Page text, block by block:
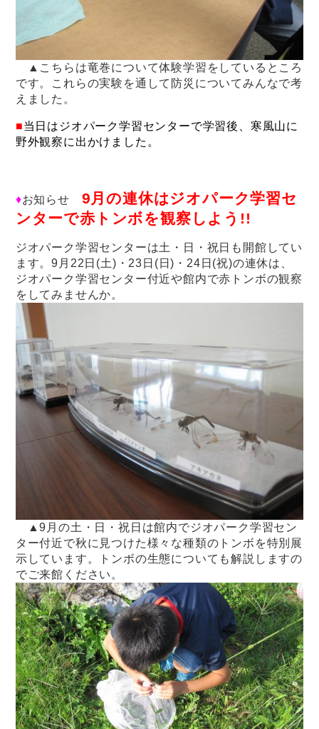
▲こちらは竜巻について体験学習をしているところ
です。これらの実験を通して防災についてみんなで考
えました。
■当日はジオパーク学習センターで学習後、寒風山に
野外観察に出かけました。
♦お知らせ 9月の連休はジオパーク学習セ
ンターで赤トンボを観察しよう!!
ジオパーク学習センターは土・日・祝日も開館してい
ます。9月22日(土)・23日(日)・24日(祝)の連休は、
ジオパーク学習センター付近や館内で赤トンボの観察
をしてみませんか。
▲9月の土・日・祝日は館内でジオパーク学習セン
ター付近で秋に見つけた様々な種類のトンボを特別展
示しています。トンボの生態についても解説しますの
でご来館ください。